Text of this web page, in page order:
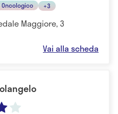
+3
Maggiore, 3
Vai alla scheda